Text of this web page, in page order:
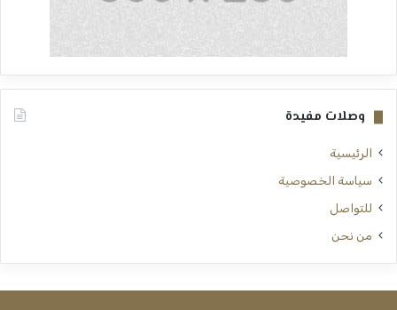
وصلات مفيدة
الرئيسية
سياسة الخصوصية
للتواصل
من نحن